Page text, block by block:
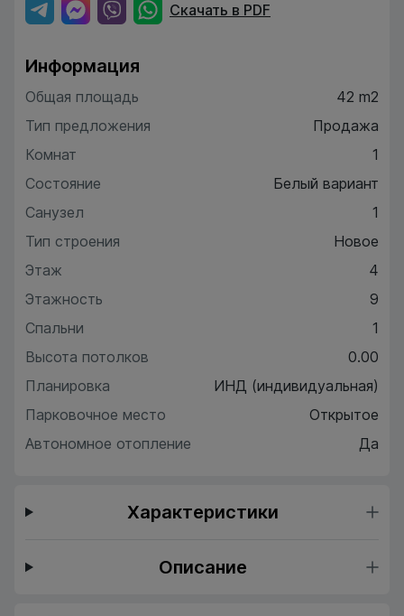
Скачать в PDF
Информация
Общая площадь
42 m2
Тип предложения
Продажа
Комнат
1
Состояние
Белый вариант
Санузел
1
Тип строения
Новое
Этаж
4
Этажность
9
Спальни
1
Высота потолков
0.00
Планировка
ИНД (индивидуальная)
Парковочное место
Открытое
Автономное отопление
Да
Характеристики
Описание